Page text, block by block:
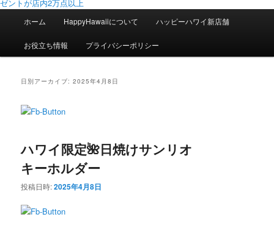
メ
メ
イ
テ
ツ
サ
ブ
ン
へ
ホーム HappyHawaiiについて ハッピーハワイ新店舗
お役立ち情報 プライバシーポリシー
日別アーカイブ:2025年4月8日
ハワイ限定🌺日焼けサンリオ
キーホルダー
投稿日時:2025年4月8日